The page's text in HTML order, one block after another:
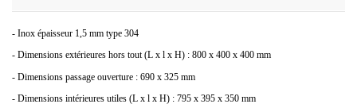
- Inox épaisseur 1,5 mm type 304
- Dimensions extérieures hors tout (L x l x H) : 800 x 400 x 400 mm
- Dimensions passage ouverture : 690 x 325 mm
- Dimensions intérieures utiles (L x l x H) : 795 x 395 x 350 mm